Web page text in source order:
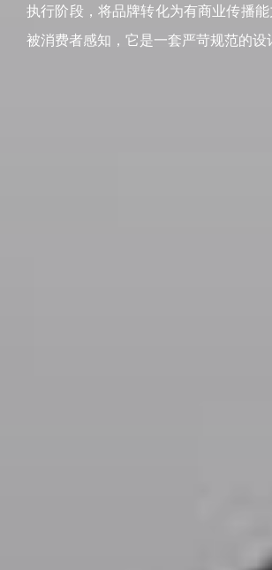
执行阶段，将品牌转化为有商业传播能
被消费者感知，它是一套严苛规范的设